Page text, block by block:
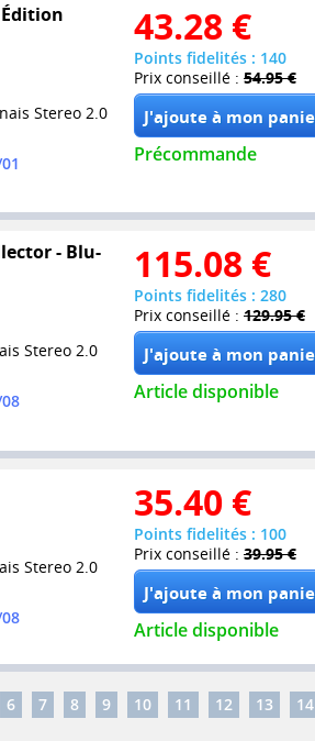
Stereo 2.0
43.28 €
Points fidelités : 140
Prix conseillé : 54.95 €
Précommande
- Blu-
Stereo 2.0
115.08 €
Points fidelités : 280
Prix conseillé : 129.95 €
Article disponible
Stereo 2.0
35.40 €
Points fidelités : 100
Prix conseillé : 39.95 €
Article disponible
6 7 8 9 10 11 12 13 14